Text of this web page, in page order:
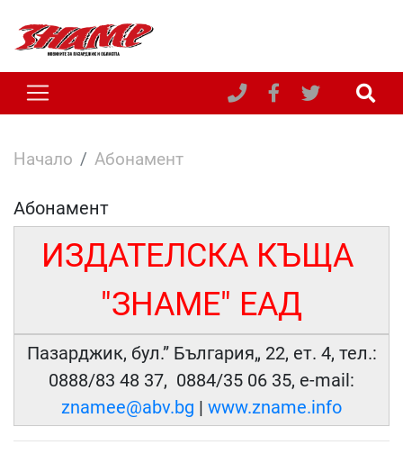
Начало Абонамент
Абонамент
ИЗДАТЕЛСКА КЪЩА
"ЗНАМЕ" ЕАД
Пазарджик, бул.” България„ 22, ет. 4, тел.:
0888/83 48 37, 0884/35 06 35, e-mail:
znamee@abv.bg | www.zname.info